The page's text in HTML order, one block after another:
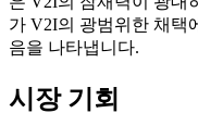
가 V2I의 광범위한 채택
음을 나타냅니다.
시장 기회